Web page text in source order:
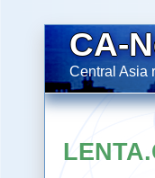
CA-
Central Asia